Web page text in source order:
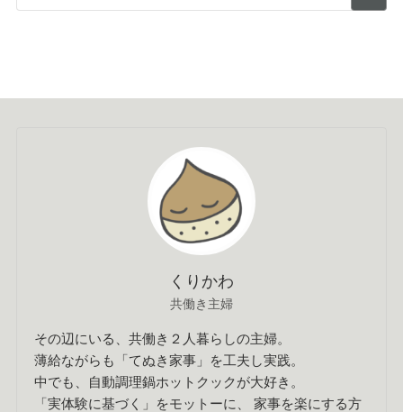
くりかわ
共働き主婦
その辺にいる、共働き２人暮らしの主婦。
薄給ながらも「てぬき家事」を工夫し実践。
中でも、自動調理鍋ホットクックが大好き。
「実体験に基づく」をモットーに、 家事を楽にする方